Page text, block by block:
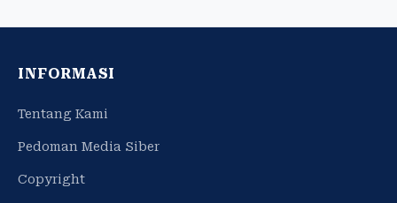
INFORMASI
Tentang Kami
Pedoman Media Siber
Copyright